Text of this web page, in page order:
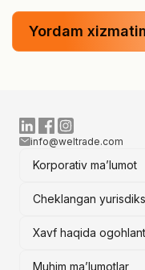
Yordam
Korporativ ma’lumot
Cheklangan
Xavf haqida
Muhim ma’lumotlar
info@weltrade.com